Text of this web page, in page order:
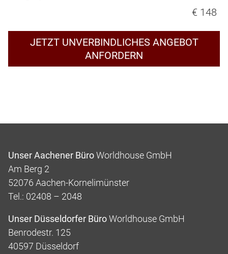
€ 148
JETZT UNVERBINDLICHES ANGEBOT
ANFORDERN
Unser Aachener BüroWorldhouse GmbH
Am Berg 2
52076 Aachen-Kornelimünster
Tel.: 02408 – 2048
Unser Düsseldorfer BüroWorldhouse GmbH
Benrodestr. 125
40597 Düsseldorf